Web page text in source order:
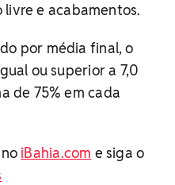
e acabamentos.
por média final, o
ou superior a 7,0
de 75% em cada
no iBahia.com e siga o